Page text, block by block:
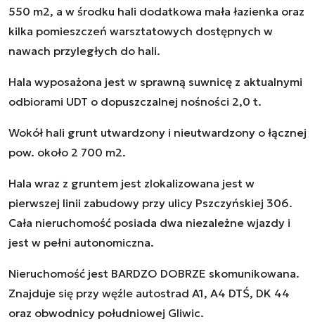
550 m2, a w środku hali dodatkowa mała łazienka oraz
kilka pomieszczeń warsztatowych dostępnych w
nawach przyległych do hali.
Hala wyposażona jest w sprawną suwnicę z aktualnymi
odbiorami UDT o dopuszczalnej nośności 2,0 t.
Wokół hali grunt utwardzony i nieutwardzony o łącznej
pow. około 2 700 m2.
Hala wraz z gruntem jest zlokalizowana jest w
pierwszej linii zabudowy przy ulicy Pszczyńskiej 306.
Cała nieruchomość posiada dwa niezależne wjazdy i
jest w pełni autonomiczna.
Nieruchomość jest BARDZO DOBRZE skomunikowana.
Znajduje się przy węźle autostrad A1, A4 DTŚ, DK 44
oraz obwodnicy południowej Gliwic.